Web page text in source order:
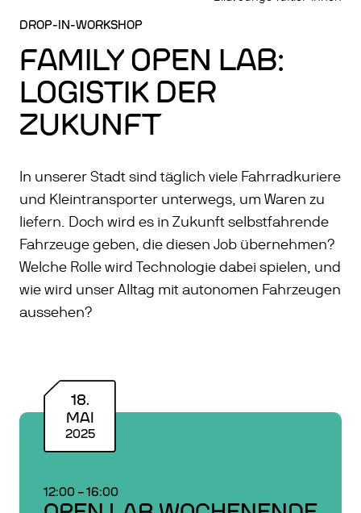
DROP-IN-WORKSHOP
FAMILY OPEN LAB:
LOGISTIK DER
ZUKUNFT
In unserer Stadt sind täglich viele Fahrradkuriere
und Kleintransporter unterwegs, um Waren zu
liefern. Doch wird es in Zukunft selbstfahrende
Fahrzeuge geben, die diesen Job übernehmen?
Welche Rolle wird Technologie dabei spielen, und
wie wird unser Alltag mit autonomen Fahrzeugen
aussehen?
18.
MAI
2025
12:00 –16:00